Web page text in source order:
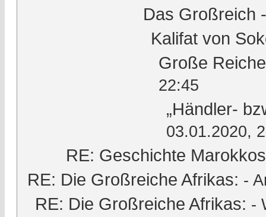
Das Großreich
Kalifat von
Große
22:45
„Händler-
03.01.2020,
RE: Geschichte
RE: Die Großreiche Afrikas: -
RE: Die Großreiche Afrikas: -